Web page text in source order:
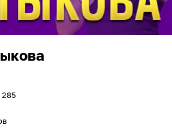
285